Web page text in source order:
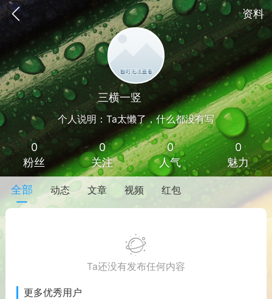
资料
三横一竖
个人说明：Ta太懒了，什么都没有写
0
粉丝
0
关注
0
人气
0
魅力
全部 动态 文章 视频 红包
Ta还没有发布任何内容
更多优秀用户